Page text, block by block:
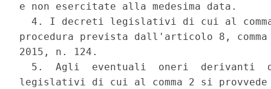
e non esercitate alla medesima data.
4. I decreti legislativi di cui al
procedura prevista dall'articolo 8,
2015, n. 124.
5.  Agli  eventuali  oneri  derivanti
legislativi di cui al comma 2 si